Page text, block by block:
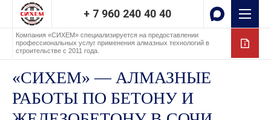
+ 7 960 240 40 40
Компания «СИХЕМ» специализируется на предоставлении
профессиональных услуг применения алмазных технологий в
строительстве с 2011 года.
«СИХЕМ» — АЛМАЗНЫЕ
РАБОТЫ ПО БЕТОНУ И